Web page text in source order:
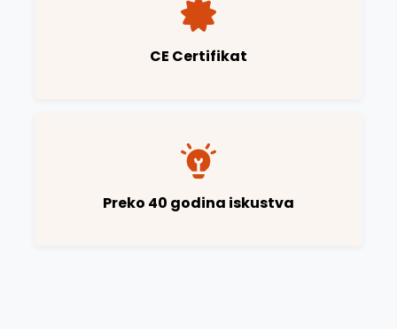
CE Certifikat
Preko 40 godina iskustva